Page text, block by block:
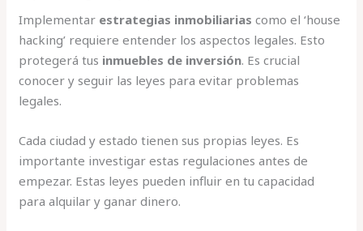
Implementar estrategias inmobiliarias como el ‘house
hacking’ requiere entender los aspectos legales. Esto
protegerá tus inmuebles de inversión. Es crucial
conocer y seguir las leyes para evitar problemas
legales.
Cada ciudad y estado tienen sus propias leyes. Es
importante investigar estas regulaciones antes de
empezar. Estas leyes pueden influir en tu capacidad
para alquilar y ganar dinero.